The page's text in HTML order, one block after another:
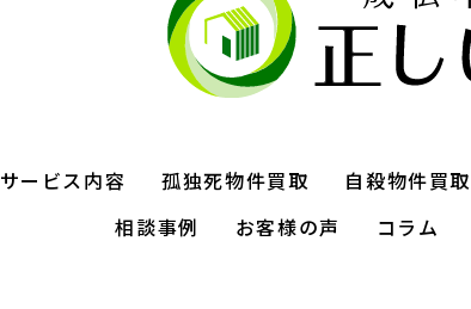
サービス内容 孤独死物件買取 自殺物件買取
相談事例
お客様の声 コラム